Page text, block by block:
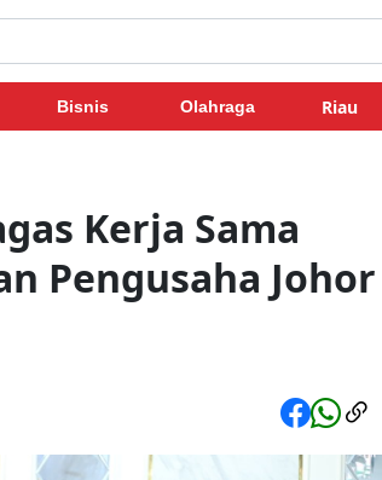
Bisnis Olahraga Riau
Kerja Sama
Pengusaha Johor